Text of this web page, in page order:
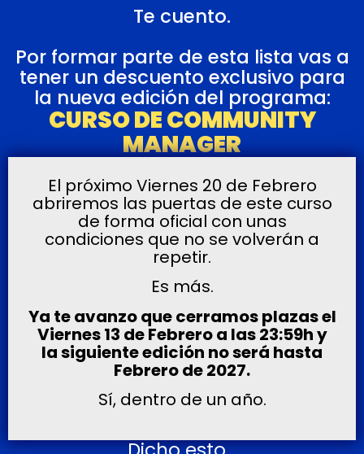
Te cuento.
Por formar parte de esta lista vas a
tener un descuento exclusivo para
la nueva edición del programa:
CURSO DE COMMUNITY
MANAGER
El próximo Viernes 20 de Febrero
abriremos las puertas de este curso
de forma oficial con unas
condiciones que no se volverán a
repetir.
Es más.
Ya te avanzo que cerramos plazas el
Viernes 13 de Febrero a las 23:59h y
la siguiente edición no será hasta
Febrero de 2027.
Sí, dentro de un año.